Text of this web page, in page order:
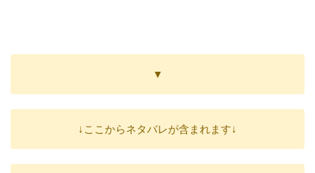
▼
↓ここからネタバレが含まれます↓